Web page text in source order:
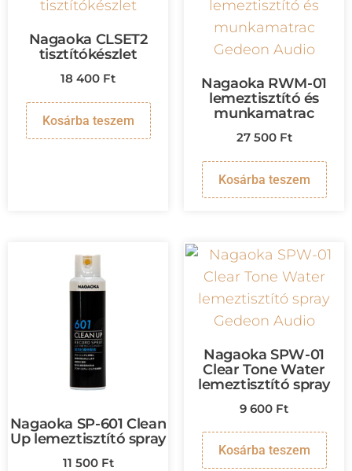
Nagaoka CLSET2
tisztítókészlet
18 400 Ft
Kosárba teszem
Nagaoka RWM-01
lemeztisztító és
munkamatrac
27 500 Ft
Kosárba teszem
Nagaoka SP-601 Clean
Up lemeztisztító spray
11 500 Ft
Nagaoka SPW-01
Clear Tone Water
lemeztisztító spray
9 600 Ft
Kosárba teszem